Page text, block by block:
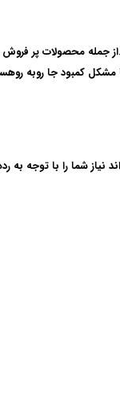
جمله محصولات پر فروش
کمبود جا روبه
نیاز شما را با توجه